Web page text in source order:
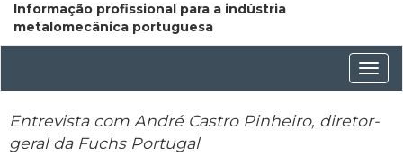
Informação profissional para a indústria
metalomecânica portuguesa
Entrevista com André Castro Pinheiro, diretor-
geral da Fuchs Portugal